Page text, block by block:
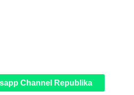
Channel Republika